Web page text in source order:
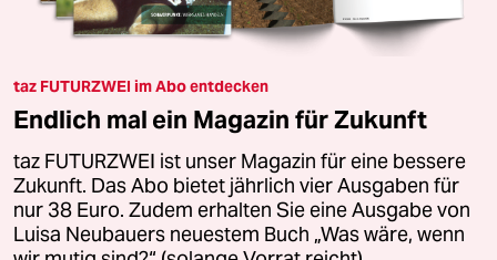
taz FUTURZWEI im Abo entdecken
Endlich mal ein Magazin für Zukunft
taz FUTURZWEI ist unser Magazin für eine bessere
Zukunft. Das Abo bietet jährlich vier Ausgaben für
nur 38 Euro. Zudem erhalten Sie eine Ausgabe von
Luisa Neubauers neuestem Buch „Was wäre, wenn